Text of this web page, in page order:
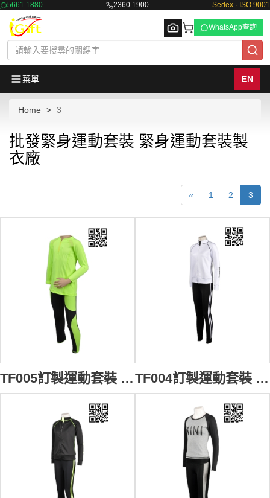
5661 1880 2360 1900 Sedex · ISO 9001
WhatsApp查詢
菜單 EN
Home 3
批發緊身運動套裝 緊身運動套裝製
衣廠
« 1 2 3
TF005訂製運動套裝 訂做緊身運動套 螢光運動套服 來樣訂做運動套裝製造商HK TF004訂製運動套裝 自製團體運動服 設計緊身運動套裝款式 訂購跑步運動套裝公司 緊身運動裝專門店HK